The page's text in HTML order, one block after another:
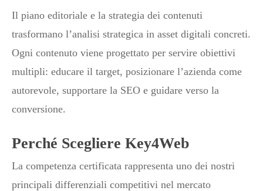
Il piano editoriale e la strategia dei contenuti
trasformano l’analisi strategica in asset digitali concreti.
Ogni contenuto viene progettato per servire obiettivi
multipli: educare il target, posizionare l’azienda come
autorevole, supportare la SEO e guidare verso la
conversione.
Perché Scegliere Key4Web
La competenza certificata rappresenta uno dei nostri
principali differenziali competitivi nel mercato